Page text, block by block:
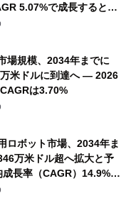
5.07%で成長すると予
場規模、2034年までに
米ドルに到達へ ― 2026
は3.70%
ロボット市場、2034年ま
万米ドル超へ拡大と予
長率（CAGR）14.9%を